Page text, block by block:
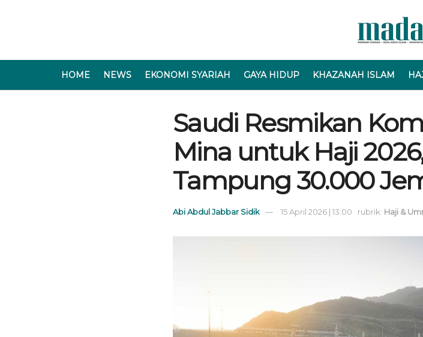
HOME NEWS EKONOMI SYARIAH GAYA HIDUP KHAZANAH ISLAM
Saudi Resmikan
Mina untuk Haji
Tampung 30.000
Abi Abdul Jabbar Sidik 15 April 2026 | 13:00 rubrik: Haji &